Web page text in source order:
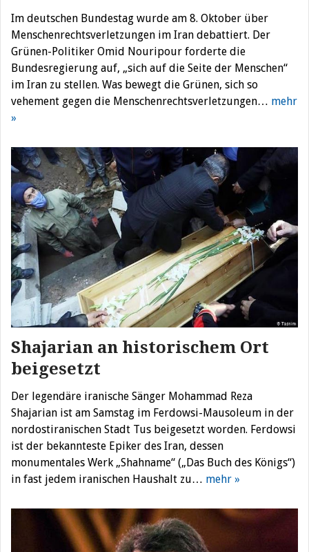
Im deutschen Bundestag wurde am 8. Oktober über
Menschenrechtsverletzungen im Iran debattiert. Der
Grünen-Politiker Omid Nouripour forderte die
Bundesregierung auf, „sich auf die Seite der Menschen“
im Iran zu stellen. Was bewegt die Grünen, sich so
vehement gegen die Menschenrechtsverletzungen… mehr
»
Shajarian an historischem Ort
beigesetzt
Der legendäre iranische Sänger Mohammad Reza
Shajarian ist am Samstag im Ferdowsi-Mausoleum in der
nordostiranischen Stadt Tus beigesetzt worden. Ferdowsi
ist der bekannteste Epiker des Iran, dessen
monumentales Werk „Shahname“ („Das Buch des Königs“)
in fast jedem iranischen Haushalt zu… mehr »